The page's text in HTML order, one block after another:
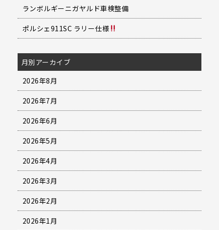
ランボルギーニガヤルド車検整備
ポルシェ911SC ラリー仕様
月別アーカイブ
2026年8月
2026年7月
2026年6月
2026年5月
2026年4月
2026年3月
2026年2月
2026年1月